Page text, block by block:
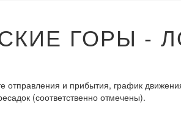
ГОРЫ -
и прибытия, график
(соответственно отмечены).